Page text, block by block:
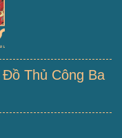
Thủ Công Ba